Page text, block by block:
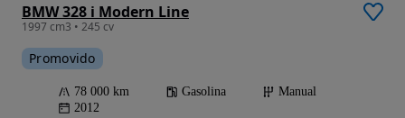
BMW 328 i Modern Line
1997 cm3 • 245 cv
Promovido
78 000 km Gasolina
Manual
2012